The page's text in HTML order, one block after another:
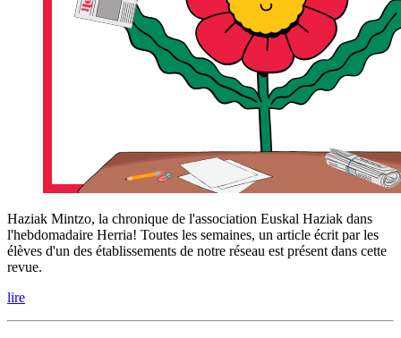
Haziak Mintzo, la chronique de l'association Euskal Haziak dans
l'hebdomadaire Herria! Toutes les semaines, un article écrit par les
élèves d'un des établissements de notre réseau est présent dans cette
revue.
lire